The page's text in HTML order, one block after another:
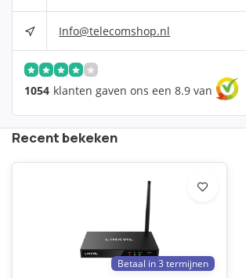
Info@telecomshop.nl
1054 klanten gaven ons een 8.9 van
Recent bekeken
Betaal in 3 termijnen